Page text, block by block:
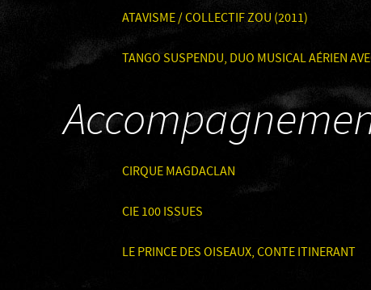
ATAVISME / COLLECTIF ZOU (2011)
TANGO SUSPENDU, DUO MUSICAL AÉRIEN
CIRQUE MAGDACLAN
CIE 100 ISSUES
LE PRINCE DES OISEAUX, CONTE ITINERANT